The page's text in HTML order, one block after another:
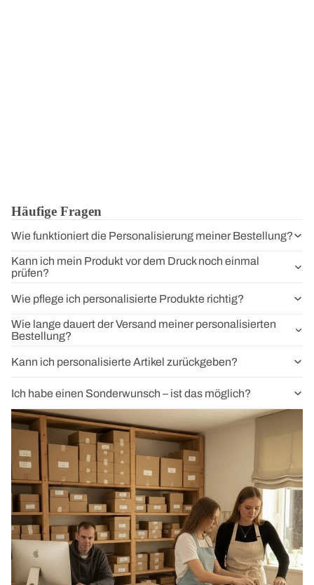
Häufige Fragen
Wie funktioniert die Personalisierung meiner Bestellung?
Kann ich mein Produkt vor dem Druck noch einmal
prüfen?
Wie pflege ich personalisierte Produkte richtig?
Wie lange dauert der Versand meiner personalisierten
Bestellung?
Kann ich personalisierte Artikel zurückgeben?
Ich habe einen Sonderwunsch – ist das möglich?